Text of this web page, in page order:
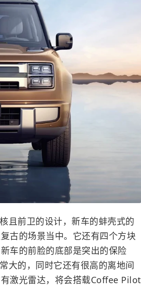
且前卫的设计，新车的蚌壳式的
古的场景当中。它还有四个方块
车的前脸的底部是突出的保险
大的，同时它还有很高的离地间
激光雷达，将会搭载Coffee Pilot